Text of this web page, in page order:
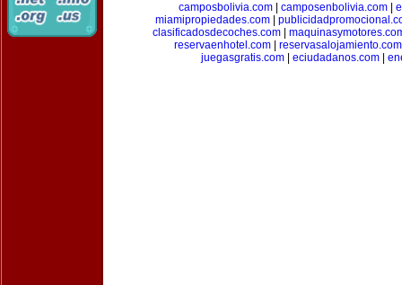
camposbolivia.com| camposenbolivia.com|
miamipropiedades.com
clasificadosdecoches.com
reservaenhotel.com| reservasalojamiento.com
juegasgratis.com
eciudadanos.com